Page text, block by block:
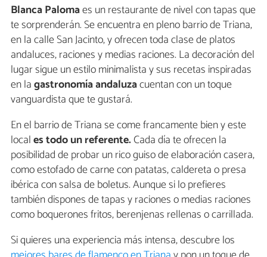
Blanca Palomaes un restaurante de nivel con tapas que
te sorprenderán. Se encuentra en pleno barrio de Triana,
en la calle San Jacinto, y ofrecen toda clase de platos
andaluces, raciones y medias raciones. La decoración del
lugar sigue un estilo minimalista y sus recetas inspiradas
en lagastronomía andaluzacuentan con un toque
vanguardista que te gustará.
En el barrio de Triana se come francamente bien y este
locales todo un referente.Cada día te ofrecen la
posibilidad de probar un rico guiso de elaboración casera,
como estofado de carne con patatas, caldereta o presa
ibérica con salsa de boletus. Aunque si lo prefieres
también dispones de tapas y raciones o medias raciones
como boquerones fritos, berenjenas rellenas o carrillada.
Si quieres una experiencia más intensa, descubre los